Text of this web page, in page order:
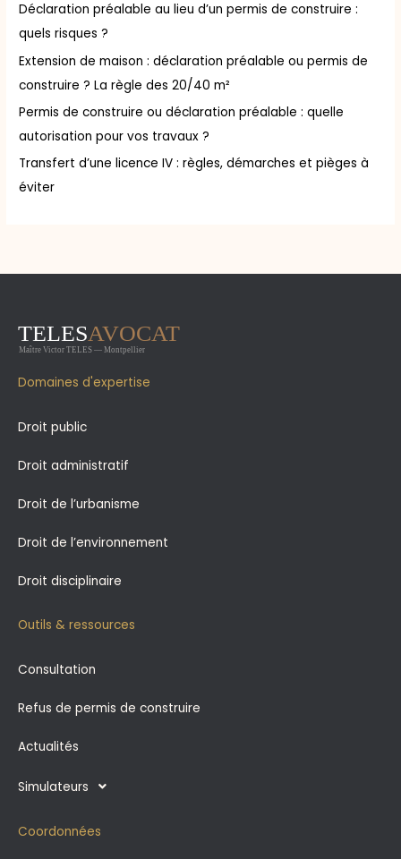
:
Déclaration préalable au lieu d’un permis de construire :
quels risques ?
Extension de maison : déclaration préalable ou permis de
construire ? La règle des 20/40 m²
Permis de construire ou déclaration préalable : quelle
autorisation pour vos travaux ?
Transfert d’une licence IV : règles, démarches et pièges à
éviter
Domaines d'expertise
Droit public
Droit administratif
Droit de l’urbanisme
Droit de l’environnement
Droit disciplinaire
Outils & ressources
Consultation
Refus de permis de construire
Actualités
Simulateurs
Coordonnées